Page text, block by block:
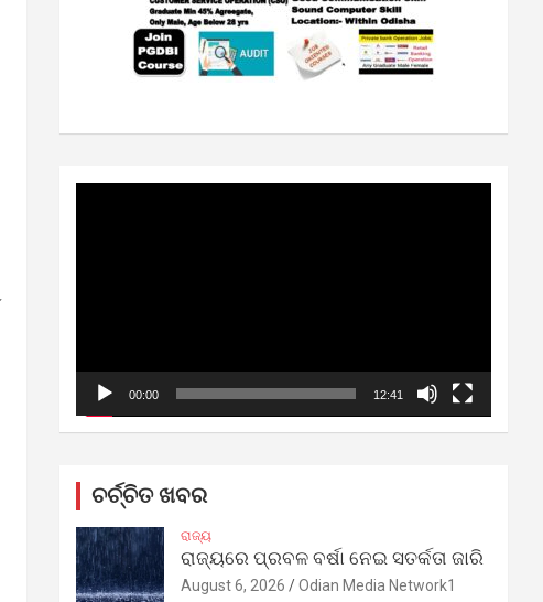
00:00 12:41
ଚର୍ଚ୍ଚିତ ଖବର
ରାଜ୍ୟ
ରାଜ୍ୟରେ ପ୍ରବଳ ବର୍ଷା ନେଇ ସତର୍କତା ଜାରି
August 6, 2026 Odian Media Network1